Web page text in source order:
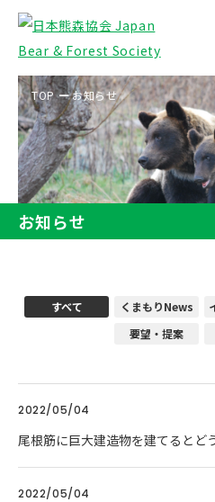
TOP お知らせ
お知らせ
すべて くまもりNews
要望・提案
2022/05/04
尾根筋に巨大建造物を建てるとど
2022/05/04